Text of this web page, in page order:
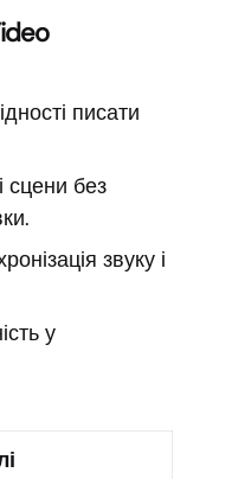
писати
сцени без
звуку і
у